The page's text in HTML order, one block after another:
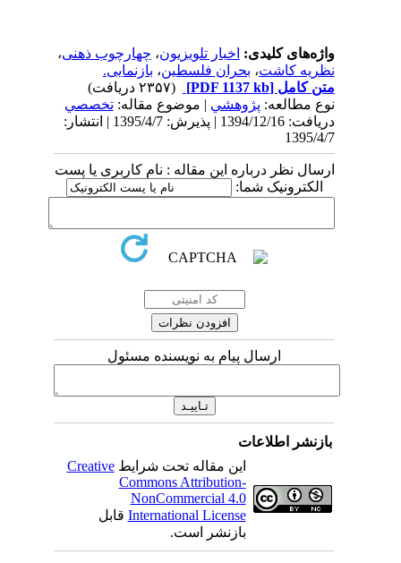
واژه‌های کلیدی:اخبار تلویزیون،چهارچوب ذهنی،
نظریه کاشت،بحران فلسطین،بازنمایی.
متن کامل[PDF 1137 kb]
نوع مطالعه:پژوهشي| موضوع مقاله:تخصصي
دریافت: 1394/12/16 | پذیرش: 1395/4/7 | انتشار:
1395/4/7
ارسال نظر درباره این مقاله : نام کاربری یا پست
الکترونیک شما:
ارسال پیام به نویسنده مسئول
بازنشر اطلاعات
این مقاله تحت شرایطCreative
Commons Attribution-
NonCommercial 4.0
International Licenseقابل
بازنشر است.